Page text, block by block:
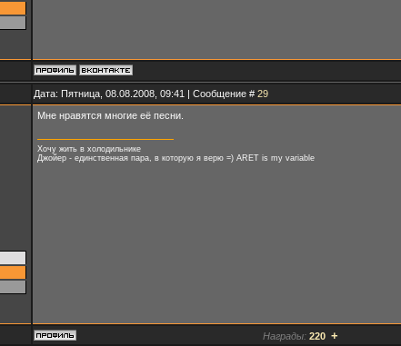
Дата: Пятница, 08.08.2008, 09:41 | Сообщение # 29
Мне нравятся многие её песни.
Хочу жить в холодильнике
Джойер - единственная пара, в которую я верю =) ARET is my variable
Награды: 220 +